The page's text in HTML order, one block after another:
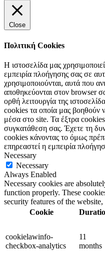
Close
Πολιτική Cookies
Η ιστοσελίδα μας
εμπειρία πλοήγησης σας σε
χρησιμοποιούνται, αυτά που
αποθηκεύονται στον browser
ορθή λειτουργία της
cookies τα οποία μας βοηθούν
μέσα στο site. Τα έξτρα
συγκατάθεση σας. Έχετε τη
cookies κάνοντας το όμως
επηρεαστεί η εμπειρία
Necessary
Necessary
Always Enabled
Necessary cookies are
function properly. These
security features of the
Cookie
cookielawinfo-
checkbox-analytics
11
months